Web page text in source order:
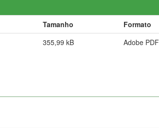
Tamanho
Formato
355,99 kB Adobe PDF